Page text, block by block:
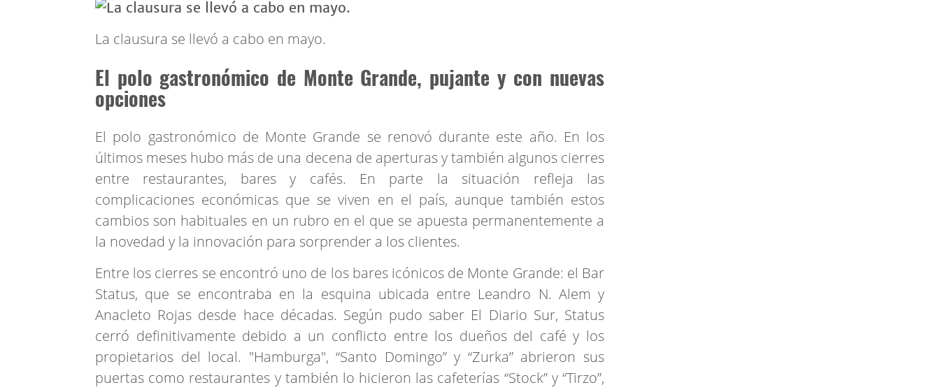
La clausura se llevó a cabo en mayo.
El polo gastronómico de Monte Grande, pujante y con nuevas
opciones
El polo gastronómico de Monte Grande se renovó durante este año. En los
últimos meses hubo más de una decena de aperturas y también algunos cierres
entre restaurantes, bares y cafés. En parte la situación refleja las
complicaciones económicas que se viven en el país, aunque también estos
cambios son habituales en un rubro en el que se apuesta permanentemente a
la novedad y la innovación para sorprender a los clientes.
Entre los cierres se encontró uno de los bares icónicos de Monte Grande: el Bar
Status, que se encontraba en la esquina ubicada entre Leandro N. Alem y
Anacleto Rojas desde hace décadas. Según pudo saber El Diario Sur, Status
cerró definitivamente debido a un conflicto entre los dueños del café y los
propietarios del local. "Hamburga", “Santo Domingo” y “Zurka” abrieron sus
puertas como restaurantes y también lo hicieron las cafeterías “Stock” y “Tirzo”,